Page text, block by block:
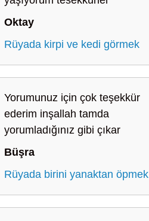
Oktay
Rüyada kirpi ve kedi görmek
Yorumunuz için çok teşekkür
ederim inşallah tamda
yorumladığınız gibi çıkar
Büşra
Rüyada birini yanaktan öpmek